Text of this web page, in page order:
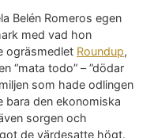
Belén Romeros egen
med vad hon
ogräsmedlet Roundup,
“mata todo” – ”dödar
som hade odlingen
bara den ekonomiska
sorgen och
de värdesatte högt.